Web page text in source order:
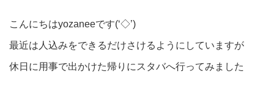
こんにちはyozaneeです(‘◇’)ゞ
最近は人込みをできるだけさけるようにしていますが
休日に用事で出かけた帰りにスタバへ行ってみました